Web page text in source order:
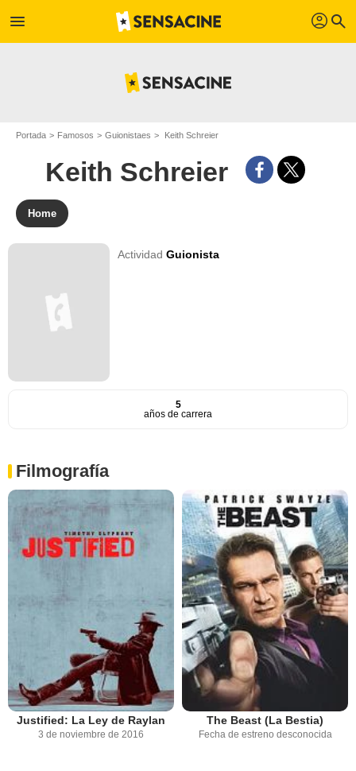
menu profil search
Portada Famosos Guionistaes Keith Schreier
Keith Schreier
Home
ActividadGuionista
5
años de carrera
Filmografía
Justified: La Ley de Raylan
3 de noviembre de 2016
The Beast (La Bestia)
Fecha de estreno desconocida